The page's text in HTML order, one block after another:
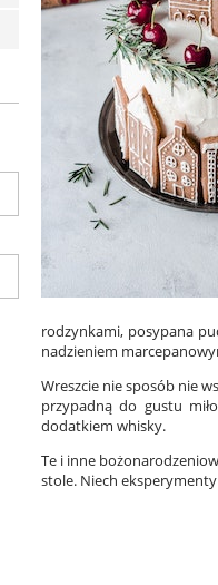
rodzynkami, posypana
nadzieniem
Wreszcie nie sposób nie
przypadną do gustu
dodatkiem whisky.
Te i inne
stole. Niech